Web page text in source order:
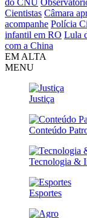
Cientistas Câmara
acompanhe Polícia
infantil em RO Lula
com a China
EM ALTA
MENU
Justiça
Conteúdo
Tecnologia &
Esportes